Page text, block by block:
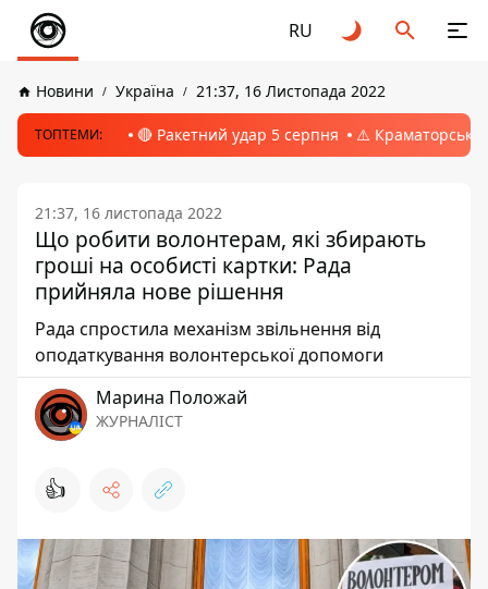
RU
Новини Україна 21:37, 16 Листопада 2022
ТОПТЕМИ: 🔴 Ракетний удар 5 серпня ⚠️ Краматорськ,
21:37, 16 листопада 2022
Що робити волонтерам, які збирають
гроші на особисті картки: Рада
прийняла нове рішення
Рада спростила механізм звільнення від
оподаткування волонтерської допомоги
Марина Положай
ЖУРНАЛІСТ
👍